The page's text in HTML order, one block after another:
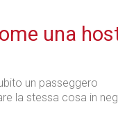
una
un passeggero
la stessa cosa in